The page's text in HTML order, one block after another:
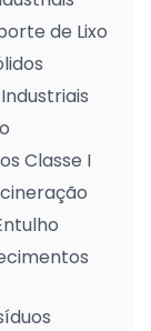
de Lixo
Classe I